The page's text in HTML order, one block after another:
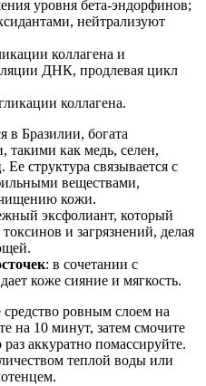
уровня бета-эндорфинов;
нейтрализуют
коллагена и
ДНК, продлевая цикл
коллагена.
в Бразилии, богата
как медь, селен,
структура связывается с
веществами,
кожи.
эксфолиант, который
и загрязнений, делая
: в сочетании с
коже сияние и мягкость.
средство ровным слоем на
на 10 минут, затем смочите
аккуратно помассируйте.
теплой воды или